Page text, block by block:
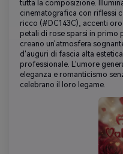
tutta la composizione.
cinematografica con riflessi
ricco (#DC143C), accenti
petali di rose sparsi in primo
creano un'atmosfera
d'auguri di fascia alta
professionale. L'umore
eleganza e romanticismo
celebrano il loro legame.